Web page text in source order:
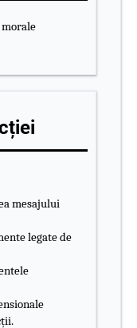
mesajului
legate de